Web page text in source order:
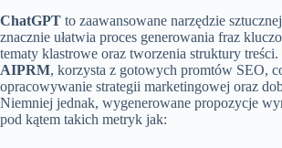
ChatGPT to zaawansowane narzędzie
znacznie ułatwia proces generowania fraz
tematy klastrowe oraz tworzenia struktury
AIPRM, korzysta z gotowych promtów SEO,
opracowywanie strategii marketingowej oraz
Niemniej jednak, wygenerowane propozycje
pod kątem takich metryk jak: